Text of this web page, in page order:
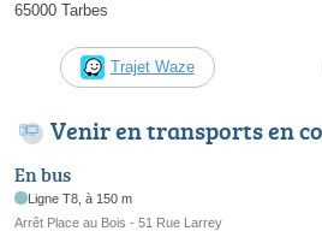
65000 Tarbes
Trajet Waze
Venir en transports en
En bus
Ligne T8, à 150 m
Arrêt Place au Bois - 51 Rue Larrey